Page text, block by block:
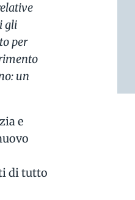
gli
per
un
e
di tutto